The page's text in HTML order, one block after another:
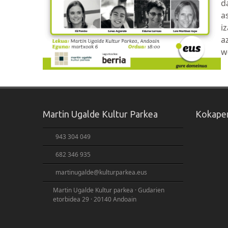
Martin Ugalde Kultur Parkea
943 304 049
682 346 935
martinugalde@kulturparkea.eus
Martin Ugalde Kultur parkea · Gudarien
etorbidea 29 · 20140 Andoain